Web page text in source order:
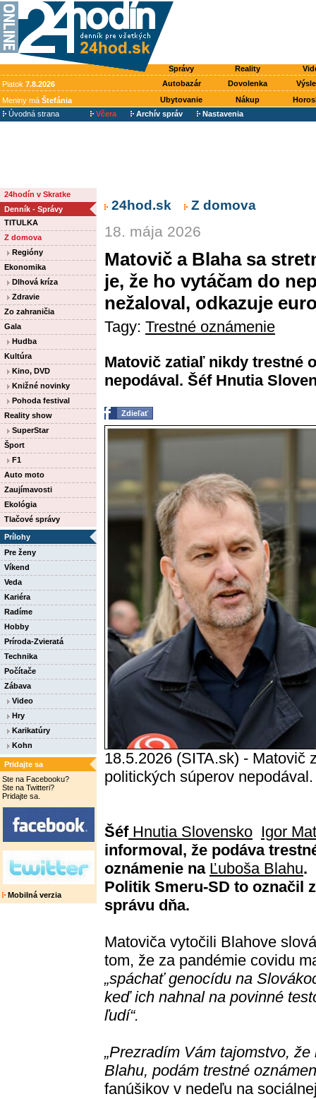
Správy Reality
Piatok 7.8.2026 Autobazár Dovolenka
Meniny má Štefánia Ubytovanie Nákup
Úvodná strana
Včera Archív správ Nastavenia
24hodín v Skratke
Denník - Správy
TITULKA
Z domova
Regióny
Ekonomika
Dlhová kríza
Zdravie
Zo zahraničia
Gala
Hudba
Kultúra
Kino, DVD
Knižné novinky
Pohoda festival
Reality show
SuperStar
Šport
F1
Auto moto
Zaujímavosti
Ekológia
Tlačové správy
Prílohy
Pre ženy
Víkend
Veda
Kariéra
Radíme
Hobby
Príroda-Zvieratá
Technika
Počítače
Zábava
Video
Hry
Karikatúry
Kohn
Pridajte sa
Ste na Facebooku?
Ste na Twitteri?
Pridajte sa.
Mobilná verzia
24hod.sk Z domova
18. mája 2026
Matovič a Blaha sa
je, že ho vytáčam do
nežaloval, odkazuje
Tagy: Trestné oznámenie
Matovič zatiaľ nikdy trestné
nepodával. Šéf Hnutia
Zdieľať
18.5.2026 (SITA.sk) - Matovič
politických súperov nepodával.
ŠéfHnutia Slovensko Igor
informoval, že podáva
oznámenie na Ľuboša Blahu.
Politik Smeru-SD to označil
správu dňa.
Matoviča vytočili Blahove
tom, že za pandémie covidu
„spáchať genocídu na
keď ich nahnal na povinné
ľudí“.
„Prezradím Vám tajomstvo,
Blahu, podám trestné
fanúšikov v nedeľu na